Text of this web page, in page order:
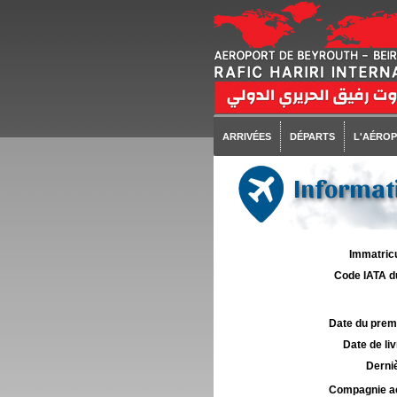
ARRIVÉES DÉPARTS
Code IATA
Date du
Date de
Compagnie